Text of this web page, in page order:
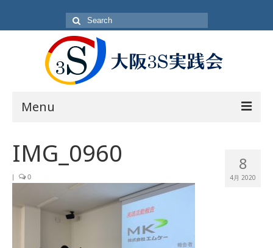
Search
for:
Menu
方針・概要
8
4月 2020
IMG_0960
| 0